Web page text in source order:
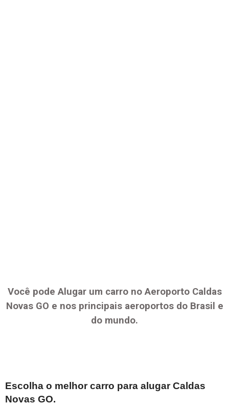
Você pode Alugar um carro no Aeroporto Caldas
Novas GO e nos principais aeroportos do Brasil e
do mundo.
Escolha o melhor carro para alugarCaldas
Novas GO.